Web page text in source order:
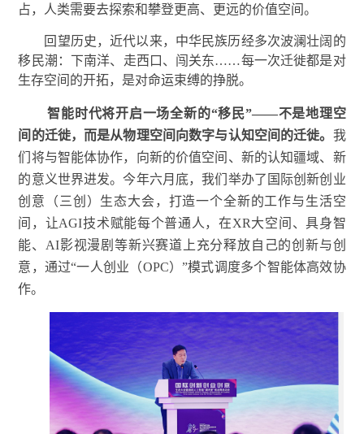
占，人类需要去探索和攀登更高、更远的价值空间。
回望历史，近代以来，中华民族历经多次波澜壮阔的
移民潮：下南洋、走西口、闯关东……每一次迁徙都是对
生存空间的开拓，是对命运束缚的挣脱。
智能时代将开启一场全新的“移民”——不是地理空
间的迁徙，而是从物理空间向数字与认知空间的迁徙。 我
们将与智能体协作，向新的价值空间、新的认知疆域、新
的意义世界进发。今年六月底，我们举办了国际创新创业
创意（三创）生态大会，打造一个全新的工作与生活空
间，让AGI技术赋能每个普通人，在XR大空间、具身智
能、AI影视漫剧等新兴赛道上充分释放自己的创新与创
意，通过“一人创业（OPC）”模式调度多个智能体高效协
作。